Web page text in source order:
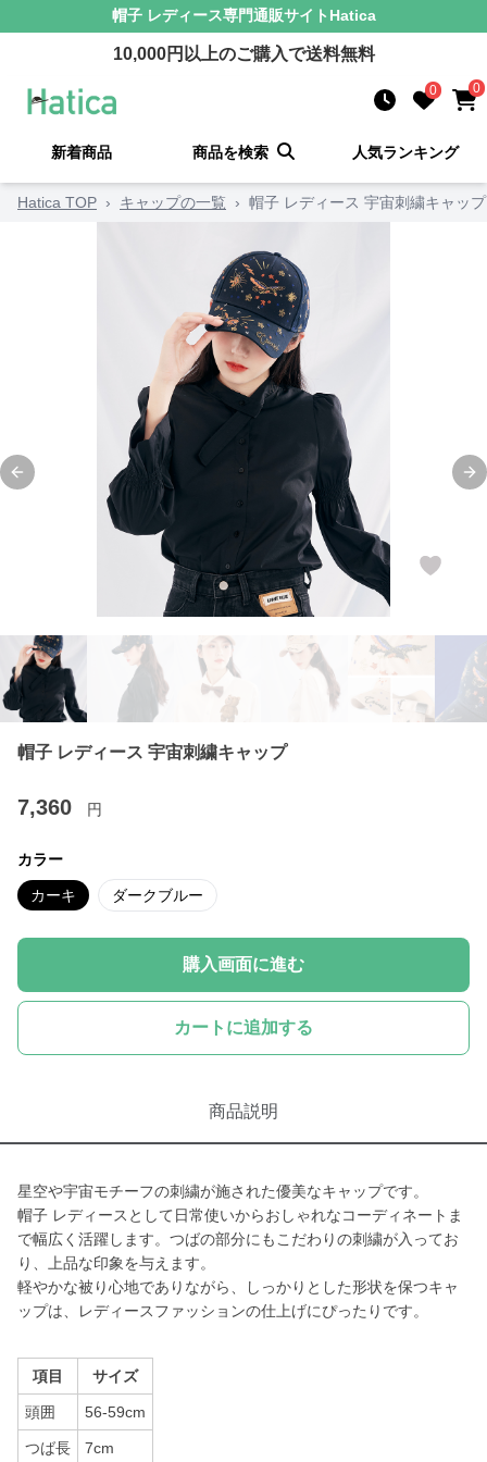
帽子 レディース専門通販サイト Hatica
10,000円以上のご購入で送料無料
0 0
新着商品 商品を検索 人気ランキング
Hatica TOP › キャップの一覧 › 帽子 レディース 宇宙刺繍キャップ
Previous slide
帽子 レディース 宇宙刺繍キャップ
7,360 円
カラー
カーキ ダークブルー
購入画面に進む
カートに追加する
商品説明
星空や宇宙モチーフの刺繍が施された優美なキャップです。
帽子 レディースとして日常使いからおしゃれなコーディネートま
で幅広く活躍します。つばの部分にもこだわりの刺繍が入ってお
り、上品な印象を与えます。
軽やかな被り心地でありながら、しっかりとした形状を保つキャ
ップは、レディースファッションの仕上げにぴったりです。
項目 サイズ
頭囲 56-59cm
つば長 7cm